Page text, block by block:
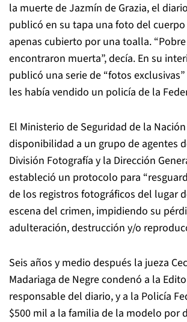
la muerte de Jazmín de Grazia, el
publicó en su tapa una foto del
apenas cubierto por una toalla.
encontraron muerta”, decía. En su
publicó una serie de “fotos
les había vendido un policía de la
El Ministerio de Seguridad de la
disponibilidad a un grupo de agentes
División Fotografía y la Dirección
estableció un protocolo para
de los registros fotográficos del lugar
escena del crimen, impidiendo su
adulteración, destrucción y/o
Seis años y medio después la jueza
Madariaga de Negre condenó a la
responsable del diario, y a la Policía
$500 mil a la familia de la modelo por